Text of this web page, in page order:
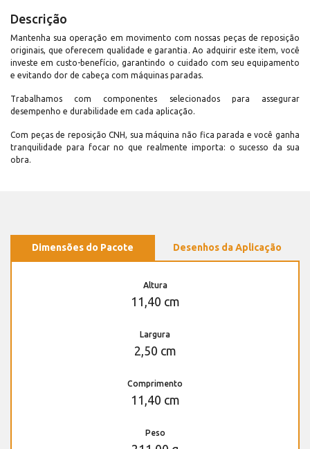
Descrição
Mantenha sua operação em movimento com nossas peças de reposição
originais, que oferecem qualidade e garantia. Ao adquirir este item, você
investe em custo-benefício, garantindo o cuidado com seu equipamento
e evitando dor de cabeça com máquinas paradas.
Trabalhamos com componentes selecionados para assegurar
desempenho e durabilidade em cada aplicação.
Com peças de reposição CNH, sua máquina não fica parada e você ganha
tranquilidade para focar no que realmente importa: o sucesso da sua
obra.
Dimensões do Pacote Desenhos da Aplicação
Altura
11,40 cm
Largura
2,50 cm
Comprimento
11,40 cm
Peso